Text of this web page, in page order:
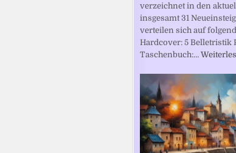
verzeichnet in den
insgesamt 31
verteilen sich auf
Hardcover: 5 Belletristik
Taschenbuch:…